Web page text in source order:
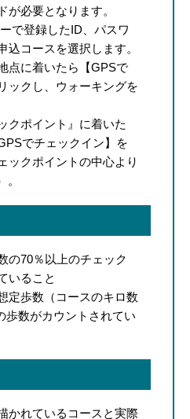
が必要となります。
で登録したID、パスワ
込コースを選択します。
点に着いたら【GPSで
ックし、ウォーキングを
クポイント』に着いた
でチェックイン】を
ックポイントの中心より
の70％以上のチェック
いること
定歩数（コースのキロ数
歩数がカウントされてい
かれているコースと実際